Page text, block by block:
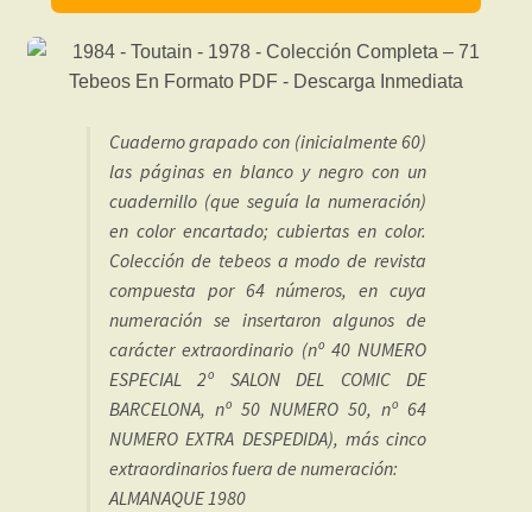
Cuaderno grapado con (inicialmente 60)
las páginas en blanco y negro con un
cuadernillo (que seguía la numeración)
en color encartado; cubiertas en color.
Colección de tebeos a modo de revista
compuesta por 64 números, en cuya
numeración se insertaron algunos de
carácter extraordinario (nº 40 NUMERO
ESPECIAL 2º SALON DEL COMIC DE
BARCELONA, nº 50 NUMERO 50, nº 64
NUMERO EXTRA DESPEDIDA), más cinco
extraordinarios fuera de numeración:
ALMANAQUE 1980